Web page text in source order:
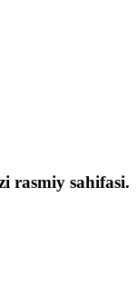
rasmiy sahifasi.